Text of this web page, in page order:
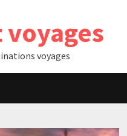
voyages